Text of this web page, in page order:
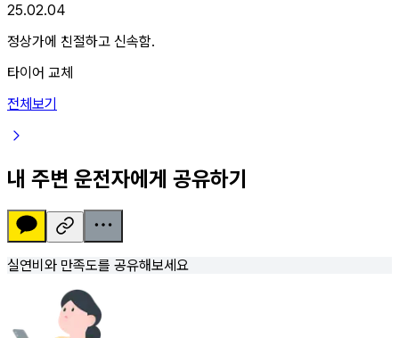
25.02.04
정상가에 친절하고 신속함.
타이어 교체
전체보기
내 주변 운전자에게 공유하기
실연비와 만족도를 공유해보세요